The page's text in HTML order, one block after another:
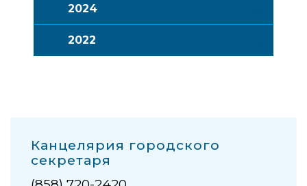
2024
2022
Канцелярия городского
секретаря